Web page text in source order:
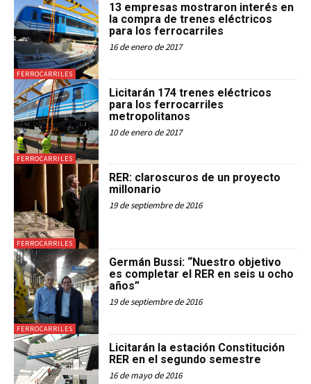
FERROCARRILES
13 empresas mostraron interés en
la compra de trenes eléctricos
para los ferrocarriles
16 de enero de 2017
FERROCARRILES
Licitarán 174 trenes eléctricos
para los ferrocarriles
metropolitanos
10 de enero de 2017
FERROCARRILES
RER: claroscuros de un proyecto
millonario
19 de septiembre de 2016
FERROCARRILES
Germán Bussi: “Nuestro objetivo
es completar el RER en seis u ocho
años”
19 de septiembre de 2016
Licitarán la estación Constitución
RER en el segundo semestre
16 de mayo de 2016